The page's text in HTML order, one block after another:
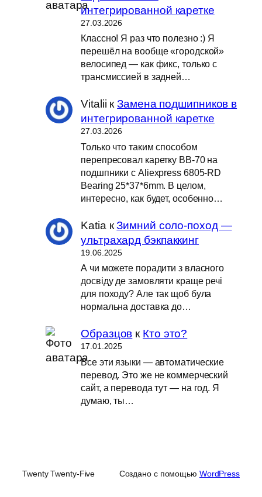
интегрированной каретке
27.03.2026
Классно! Я раз что полезно :) Я
перешёл на вообще «городской»
велосипед — как фикс, только с
трансмиссией в задней…
Vitalii кЗамена подшипников в
интегрированной каретке
27.03.2026
Только что таким способом
перепресовал каретку BB-70 на
подшпники с Aliexpress 6805-RD
Bearing 25*37*6mm. В целом,
интересно, как будет, особенно…
Katia кЗимний соло-поход —
ультрахард бэкпаккинг
19.06.2025
А чи можете порадити з власного
досвіду де замовляти краще речі
для походу? Але так щоб була
нормальна доставка до…
Образцов к Кто это?
17.01.2025
Все эти языки — автоматические
перевод. Это же не коммерческий
сайт, а перевода тут — на год. Я
думаю, ты…
Twenty Twenty-Five Создано с помощью WordPress